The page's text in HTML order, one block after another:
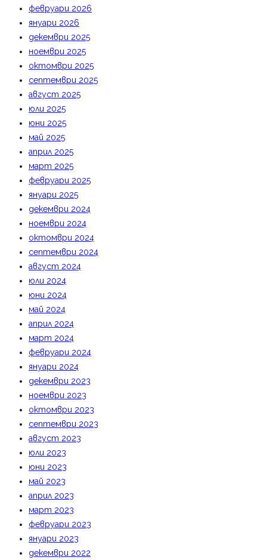
февруари 2026
януари 2026
декември 2025
ноември 2025
октомври 2025
септември 2025
август 2025
юли 2025
юни 2025
май 2025
април 2025
март 2025
февруари 2025
януари 2025
декември 2024
ноември 2024
октомври 2024
септември 2024
август 2024
юли 2024
юни 2024
май 2024
април 2024
март 2024
февруари 2024
януари 2024
декември 2023
ноември 2023
октомври 2023
септември 2023
август 2023
юли 2023
юни 2023
май 2023
април 2023
март 2023
февруари 2023
януари 2023
декември 2022